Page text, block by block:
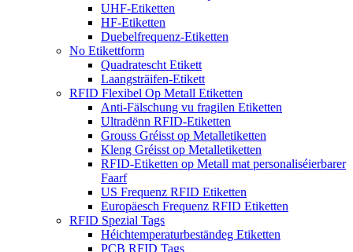
UHF-Etiketten
HF-Etiketten
Duebelfrequenz-Etiketten
No Etikettform
Quadratescht Etikett
Laangsträifen-Etikett
RFID Flexibel Op Metall Etiketten
Anti-Fälschung vu fragilen Etiketten
Ultradënn RFID-Etiketten
Grouss Gréisst op Metalletiketten
Kleng Gréisst op Metalletiketten
RFID-Etiketten op Metall mat personaliséierbarer
Faarf
US Frequenz RFID Etiketten
Europäesch Frequenz RFID Etiketten
RFID Spezial Tags
Héichtemperaturbeständeg Etiketten
PCB RFID Tags